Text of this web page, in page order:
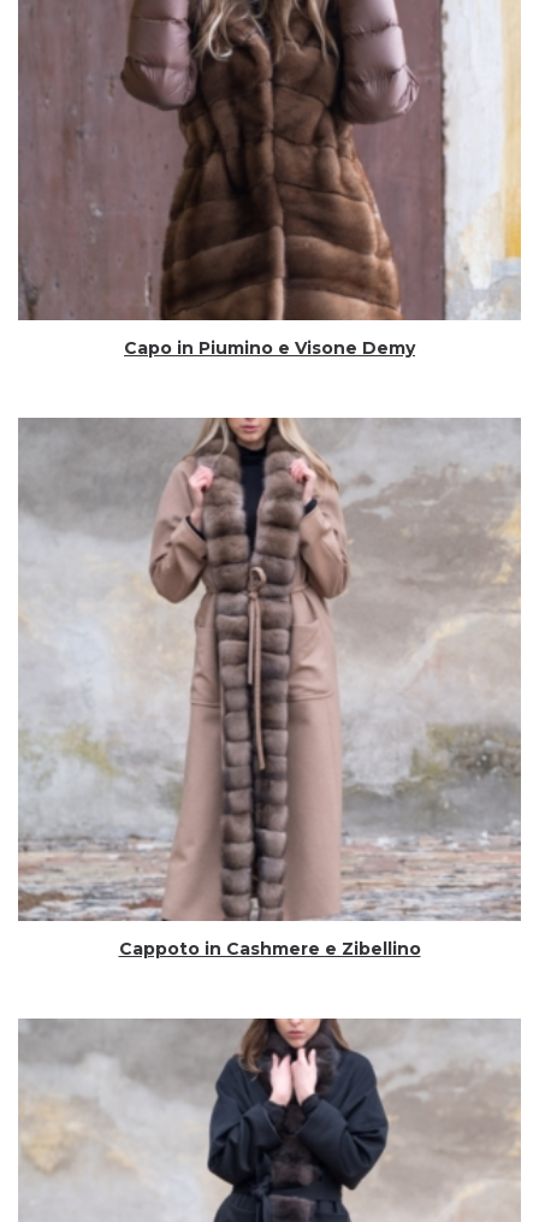
Capo in Piumino e Visone Demy
Cappoto in Cashmere e Zibellino